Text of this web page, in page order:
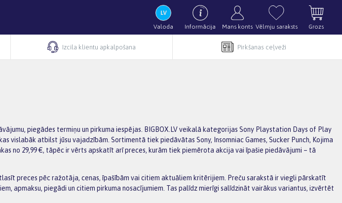
Valoda Informācija Mans konts Vēlmju saraksts Grozs
Izcila klientu apkalpošana Pirkšanas ceļveži
piegādes termiņu un pirkuma iespējas. BIGBOX.LV veikalā kategorijas Sony Playstation Days of Play
atbilst jūsu vajadzībām. Sortimentā tiek piedāvātas Sony, Insomniac Games, Sucker Punch, Kojima
no 29,99 €, tāpēc ir vērts apskatīt arī preces, kurām tiek piemērota akcija vai īpašie piedāvājumi – tā
preces pēc ražotāja, cenas, īpašībām vai citiem aktuāliem kritērijiem. Preču sarakstā ir viegli pārskatīt
apmaksu, piegādi un citiem pirkuma nosacījumiem. Tas palīdz mierīgi salīdzināt vairākus variantus, izvērtēt